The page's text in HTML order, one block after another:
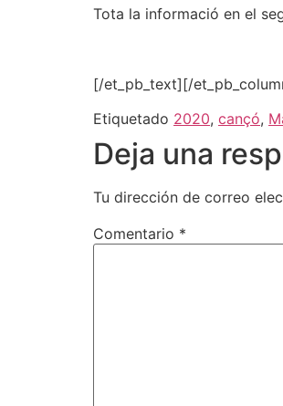
Tota la informació en el
[/et_pb_text][/
Etiquetado 2020, cançó,
Deja una
Tu dirección de correo
Comentario *